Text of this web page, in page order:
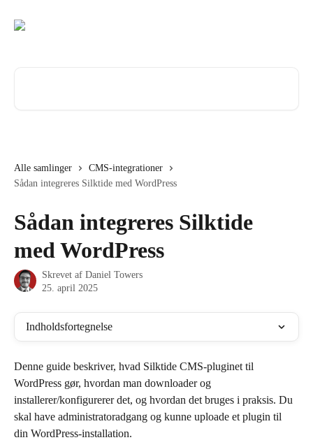
Alle samlinger
CMS-integrationer
Sådan integreres Silktide med WordPress
Sådan integreres Silktide
med WordPress
Skrevet af Daniel Towers
25. april 2025
Indholdsfortegnelse
Denne guide beskriver, hvad Silktide CMS-pluginet til
WordPress gør, hvordan man downloader og
installerer/konfigurerer det, og hvordan det bruges i praksis. Du
skal have administratoradgang og kunne uploade et plugin til
din WordPress-installation.